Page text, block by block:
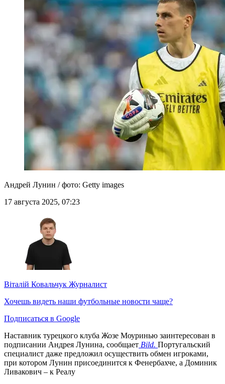
Андрей Лунин / фото: Getty images
17 августа 2025, 07:23
Віталій Ковальчук Журналист
Хочешь видеть наши футбольные новости чаще?
Подписаться в Google
Наставник турецкого клуба Жозе Моуринью заинтересован в
подписании Андрея Лунина, сообщает Bild. Португальский
специалист даже предложил осуществить обмен игроками,
при котором Лунин присоединится к Фенербахче, а Доминик
Ливакович – к Реалу